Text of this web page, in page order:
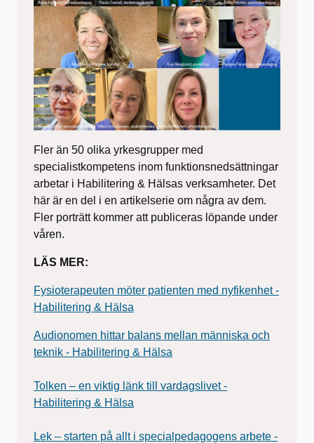
Fler än 50 olika yrkesgrupper med
specialistkompetens inom funktionsnedsättningar
arbetar i Habilitering & Hälsas verksamheter. Det
här är en del i en artikelserie om några av dem.
Fler porträtt kommer att publiceras löpande under
våren.
LÄS MER:
Fysioterapeuten möter patienten med nyfikenhet -
Habilitering & Hälsa
Audionomen hittar balans mellan människa och
teknik - Habilitering & Hälsa
Tolken – en viktig länk till vardagslivet -
Habilitering & Hälsa
Lek – starten på allt i specialpedagogens arbete -